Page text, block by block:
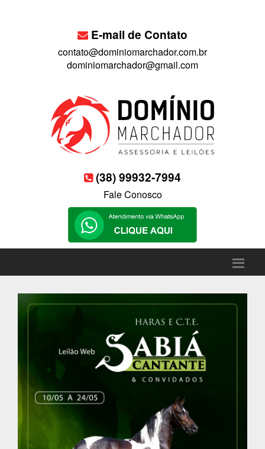
E-mail de Contato
contato@dominiomarchador.com.br
dominiomarchador@gmail.com
(38) 99932-7994
Fale Conosco